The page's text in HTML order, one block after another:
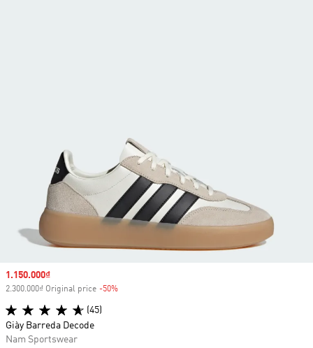
Sale price
1.150.000₫
2.300.000₫ Original price -50%
(45)
Giày Barreda Decode
Nam Sportswear